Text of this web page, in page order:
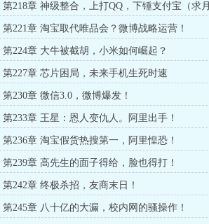
第218章 神级整合，上打QQ，下锤支付宝（求月
票）
第221章 淘宝取代唯品会？微博战略运营！
第224章 大牛被截胡，小米如何崛起？
第227章 芯片困局，未来手机生死时速
第230章 微信3.0，微博爆发！
第233章 王星：恩人变仇人。阿里出手！
第236章 淘宝假货热搜第一，阿里惶恐！
第239章 高先生的面子得给，脸也得打！
第242章 终极杀招，友商末日！
第245章 八十亿的大漏，校内网的骚操作！